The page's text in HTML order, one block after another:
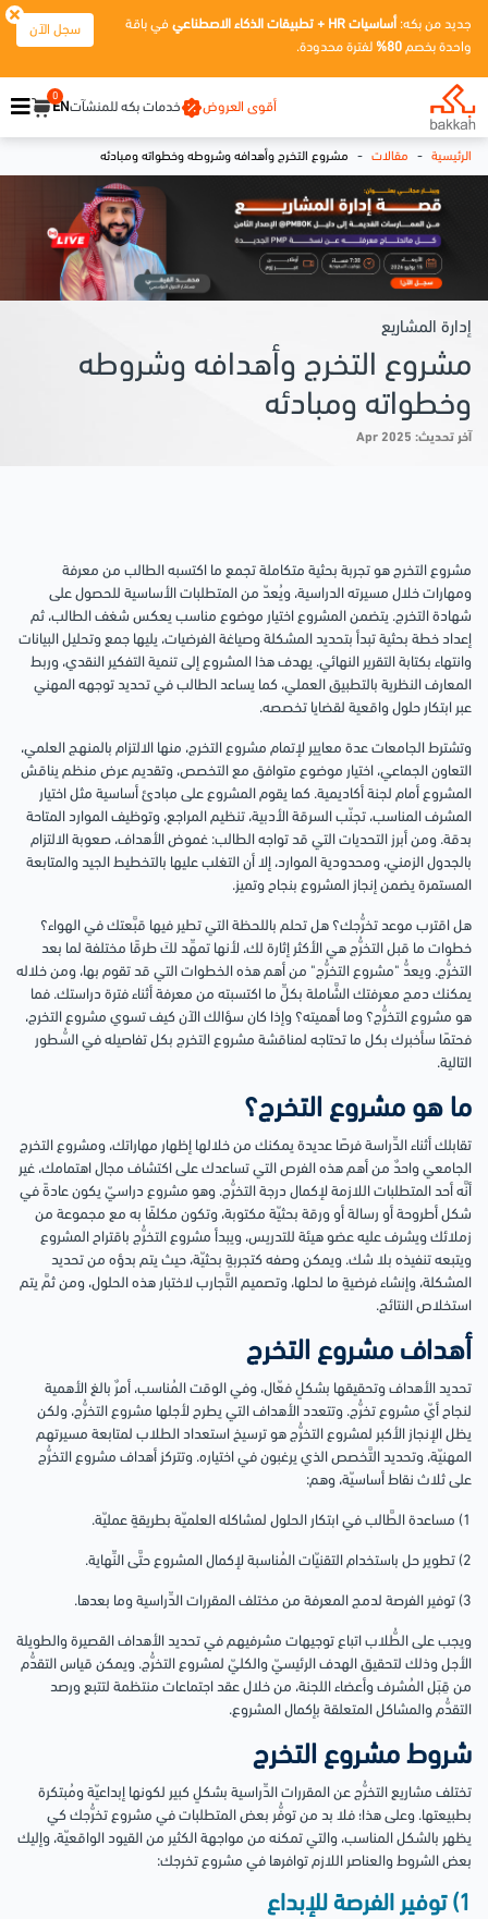
جديد من بكه: أساسيات HR + تطبيقات الذكاء الاصطناعي
في باقة
واحدة بخصم 80% لفترة محدودة.
سجل الآن
أقوى العروض خدمات بكه للمنشآتEN
0
الرئيسية - مقالات - مشروع التخرج وأهدافه وشروطه وخطواته ومبادئه
إدارة المشاريع
مشروع التخرج وأهدافه وشروطه
وخطواته ومبادئه
آخر تحديث: Apr 2025
مشروع التخرج هو تجربة بحثية متكاملة تجمع ما اكتسبه الطالب من معرفة
ومهارات خلال مسيرته الدراسية، ويُعدّ من المتطلبات الأساسية للحصول على
شهادة التخرج. يتضمن المشروع اختيار موضوع مناسب يعكس شغف الطالب، ثم
إعداد خطة بحثية تبدأ بتحديد المشكلة وصياغة الفرضيات، يليها جمع وتحليل البيانات
وانتهاء بكتابة التقرير النهائي. يهدف هذا المشروع إلى تنمية التفكير النقدي، وربط
المعارف النظرية بالتطبيق العملي، كما يساعد الطالب في تحديد توجهه المهني
عبر ابتكار حلول واقعية لقضايا تخصصه.
وتشترط الجامعات عدة معايير لإتمام مشروع التخرج، منها الالتزام بالمنهج العلمي،
التعاون الجماعي، اختيار موضوع متوافق مع التخصص، وتقديم عرض منظم يناقش
المشروع أمام لجنة أكاديمية. كما يقوم المشروع على مبادئ أساسية مثل اختيار
المشرف المناسب، تجنّب السرقة الأدبية، تنظيم المراجع، وتوظيف الموارد المتاحة
بدقة. ومن أبرز التحديات التي قد تواجه الطالب: غموض الأهداف، صعوبة الالتزام
بالجدول الزمني، ومحدودية الموارد، إلا أن التغلب عليها بالتخطيط الجيد والمتابعة
المستمرة يضمن إنجاز المشروع بنجاح وتميز.
هل اقترب موعد تخرُّجك؟ هل تحلم باللحظة التي تطير فيها قبَّعتك في الهواء؟
خطوات ما قبل التخرُّج هي الأكثر إثارة لك، لأنها تمهِّد لكَ طرقًا مختلفة لما بعد
التخرُّج. ويعدُّ "مشروع التخرُّج" من أهم هذه الخطوات التي قد تقوم بها، ومن خلاله
يمكنك دمج معرفتك الشَّاملة بكلِّ ما اكتسبته من معرفة أثناء فترة دراستك. فما
هو مشروع التخرُّج؟ وما أهميته؟ وإذا كان سؤالك الآن كيف تسوي مشروع التخرج،
فحتمًا سأخبرك بكل ما تحتاجه لمناقشة مشروع التخرج بكل تفاصيله في السُّطور
التالية.
ما هو مشروع التخرج؟
تقابلك أثناء الدِّراسة فرصًا عديدة يمكنك من خلالها إظهار مهاراتك، ومشروع التخرج
الجامعي واحدٌ من أهم هذه الفرص التي تساعدك على اكتشاف مجال اهتمامك، غير
أنَّه أحد المتطلبات اللازمة لإكمال درجة التخرُّج. وهو مشروع دراسيّ يكون عادةً في
شكل أطروحة أو رسالة أو ورقة بحثيّة مكتوبة، وتكون مكلفًا به مع مجموعة من
زملائك ويشرف عليه عضو هيئة للتدريس، ويبدأ مشروع التخرُّج باقتراح المشروع
ويتبعه تنفيذه بلا شك. ويمكن وصفه كتجربةٍ بحثيّة، حيث يتم بدؤه من تحديد
المشكلة، وإنشاء فرضيةٍ ما لحلها، وتصميم التَّجارب لاختبار هذه الحلول، ومن ثمَّ يتم
استخلاص النتائج.
أهداف مشروع التخرج
تحديد الأهداف وتحقيقها بشكلٍ فعّال، وفي الوقت المُناسب، أمرٌ بالغ الأهمية
لنجاح أيّ مشروع تخرُّج. وتتعدد الأهداف التي يطرح لأجلها مشروع التخرُّج، ولكن
يظل الإنجاز الأكبر لمشروع التخرُّج هو ترسيخ استعداد الطلاب لمتابعة مسيرتهم
المهنيّة، وتحديد التَّخصص الذي يرغبون في اختياره. وتتركز أهداف مشروع التخرُّج
على ثلاث نقاط أساسيّة، وهم:
1) مساعدة الطَّالب في ابتكار الحلول لمشاكله العلميّة بطريقةٍ عمليّة.
2) تطوير حل باستخدام التقنيّات المُناسبة لإكمال المشروع حتَّى النِّهاية.
3) توفير الفرصة لدمج المعرفة من مختلف المقررات الدِّراسية وما بعدها.
ويجب على الطُّلاب اتباع توجيهات مشرفيهم في تحديد الأهداف القصيرة والطويلة
الأجل وذلك لتحقيق الهدف الرئيسيّ والكليّ لمشروع التخرُّج. ويمكن قياس التقدُّم
من قِبَل المُشرف وأعضاء اللجنة، من خلال عقد اجتماعات منتظمة لتتبع ورصد
التقدُّم والمشاكل المتعلقة بإكمال المشروع.
شروط مشروع التخرج
تختلف مشاريع التخرُّج عن المقررات الدِّراسية بشكلٍ كبير لكونها إبداعيّة ومُبتكرة
بطبيعتها. وعلى هذا؛ فلا بد من توفُّر بعض المتطلبات في مشروع تخرُّجك كي
يظهر بالشكل المناسب، والتي تمكنه من مواجهة الكثير من القيود الواقعيّة، وإليك
بعض الشروط والعناصر اللازم توافرها في مشروع تخرجك:
1) توفير الفرصة للإبداع